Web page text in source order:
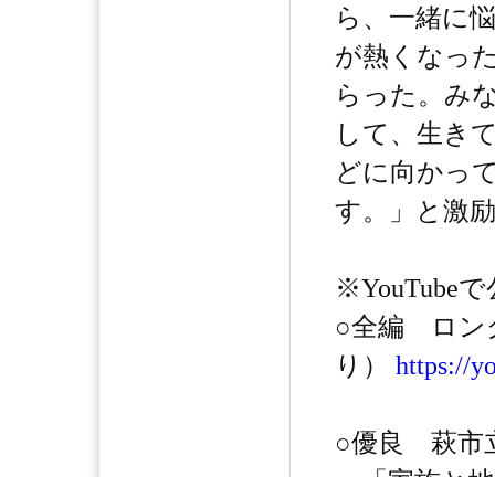
ら、一緒に
が熱くなっ
らった。み
して、生き
どに向かっ
す。」と激
※YouTube
○全編 ロン
り） https://
○優良 萩市